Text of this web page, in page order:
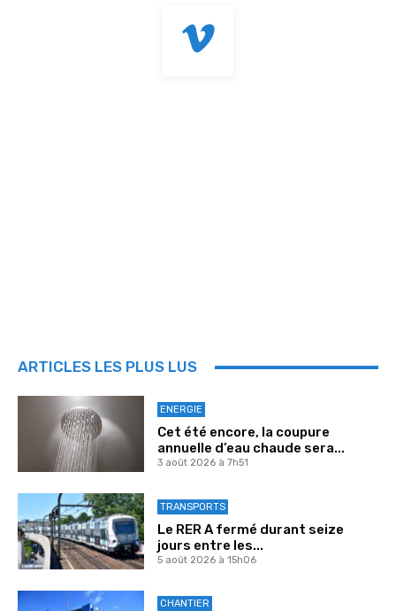
ARTICLES LES PLUS LUS
ENERGIE
Cet été encore, la coupure
annuelle d’eau chaude sera...
3 août 2026 à 7h51
TRANSPORTS
Le RER A fermé durant seize
jours entre les...
5 août 2026 à 15h06
CHANTIER